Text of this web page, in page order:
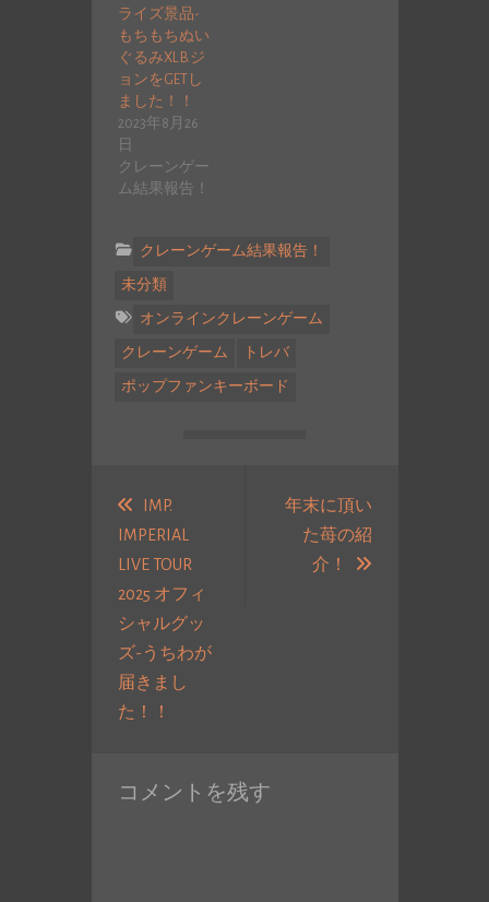
ライズ景品-
もちもちぬい
ぐるみXL B.ジ
ョンをGETし
ました！！
2023年8月26
日
クレーンゲー
ム結果報告！
クレーンゲーム結果報告！
未分類
オンラインクレーンゲーム
クレーンゲーム トレバ
ポップファンキーボード
IMP.
IMPERIAL
LIVE TOUR
2025 オフィ
シャルグッ
ズ-うちわが
届きまし
た！！
投
年末に頂い
た苺の紹
介！
次
コメントを残す